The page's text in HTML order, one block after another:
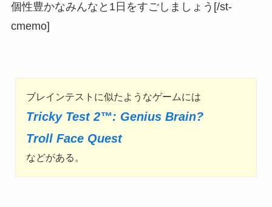
個性豊かなみんなと1日をすごしましょう[/st-
cmemo]
ブレインテストに似たようなゲームには
Tricky Test 2™: Genius Brain?
Troll Face Quest
などがある。